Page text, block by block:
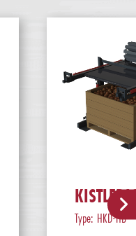
Type: HKD-HB